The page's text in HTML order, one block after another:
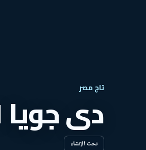
تاج مصر
دى جويا 1 ستريب مول
تحت الإنشاء